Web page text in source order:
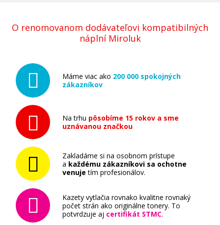
O renomovanom dodávateľovi kompatibilných
náplní Miroluk
Máme viac ako 200 000 spokojných
zákazníkov
Na trhu pôsobíme 15 rokov a sme
uznávanou značkou
Zakladáme si na osobnom prístupe
a každému zákazníkovi sa ochotne
venuje tím profesionálov.
Kazety vytlačia rovnako kvalitne rovnaký
počet strán ako originálne tonery. To
potvrdzuje aj certifikát STMC.